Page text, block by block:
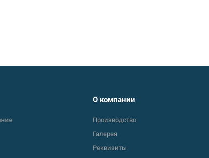
О компании
Производство
Галерея
Реквизиты